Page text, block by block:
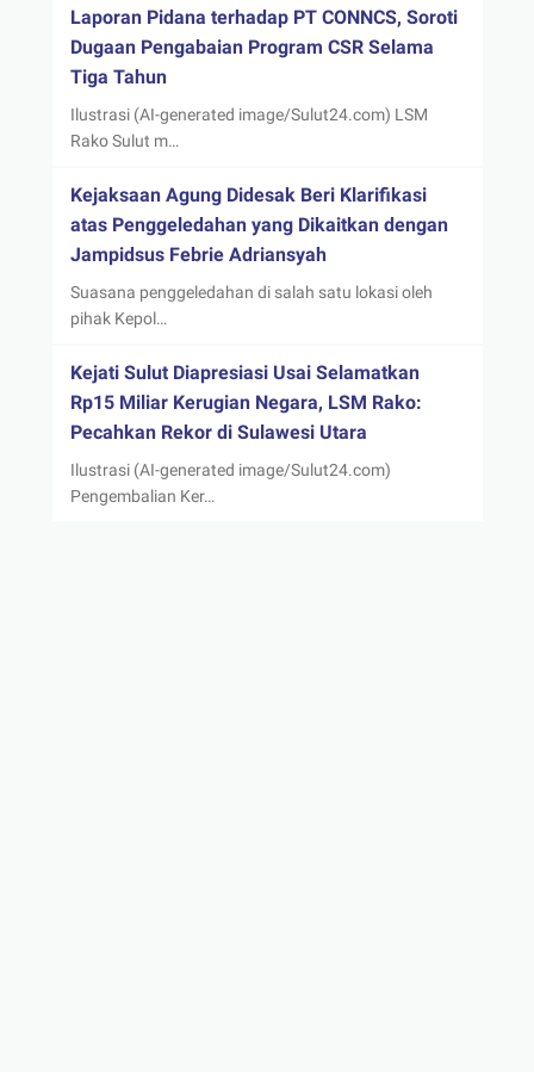
Laporan Pidana terhadap PT CONNCS, Soroti
Dugaan Pengabaian Program CSR Selama
Tiga Tahun
Ilustrasi (AI-generated image/Sulut24.com) LSM
Rako Sulut m…
Kejaksaan Agung Didesak Beri Klarifikasi
atas Penggeledahan yang Dikaitkan dengan
Jampidsus Febrie Adriansyah
Suasana penggeledahan di salah satu lokasi oleh
pihak Kepol…
Kejati Sulut Diapresiasi Usai Selamatkan
Rp15 Miliar Kerugian Negara, LSM Rako:
Pecahkan Rekor di Sulawesi Utara
Ilustrasi (AI-generated image/Sulut24.com)
Pengembalian Ker…